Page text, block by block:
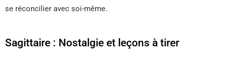
se réconcilier avec soi-même.
Sagittaire : Nostalgie et leçons à tirer